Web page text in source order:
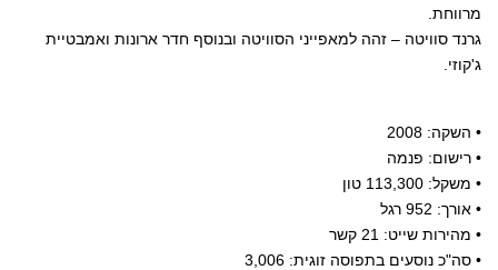
מרווחת.
גרנד סוויטה – זהה למאפייני הסוויטה ובנוסף חדר ארונות ואמבטיית
ג'קוזי.
• השקה: 2008
• רישום: פנמה
• משקל: 113,300 טון
• אורך: 952 רגל
• מהירות שייט: 21 קשר
• סה"כ נוסעים בתפוסה זוגית: 3,006